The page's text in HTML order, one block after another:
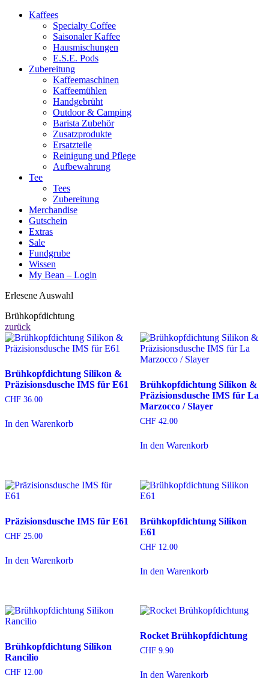
Kaffees
Specialty Coffee
Saisonaler Kaffee
Hausmischungen
E.S.E. Pods
Zubereitung
Kaffeemaschinen
Kaffeemühlen
Handgebrüht
Outdoor & Camping
Barista Zubehör
Zusatzprodukte
Ersatzteile
Reinigung und Pflege
Aufbewahrung
Tee
Tees
Zubereitung
Merchandise
Gutschein
Extras
Sale
Fundgrube
Wissen
My Bean – Login
Erlesene Auswahl
Brühkopfdichtung
zurück
Brühkopfdichtung Silikon &
Präzisionsdusche IMS für E61
CHF 36.00
In den Warenkorb
Brühkopfdichtung Silikon &
Präzisionsdusche IMS für La
Marzocco / Slayer
CHF42.00
In den Warenkorb
Präzisionsdusche IMS für E61
CHF 25.00
In den Warenkorb
Brühkopfdichtung Silikon
E61
CHF12.00
In den Warenkorb
Brühkopfdichtung Silikon
Rancilio
CHF 12.00
Rocket Brühkopfdichtung
CHF9.90
In den Warenkorb